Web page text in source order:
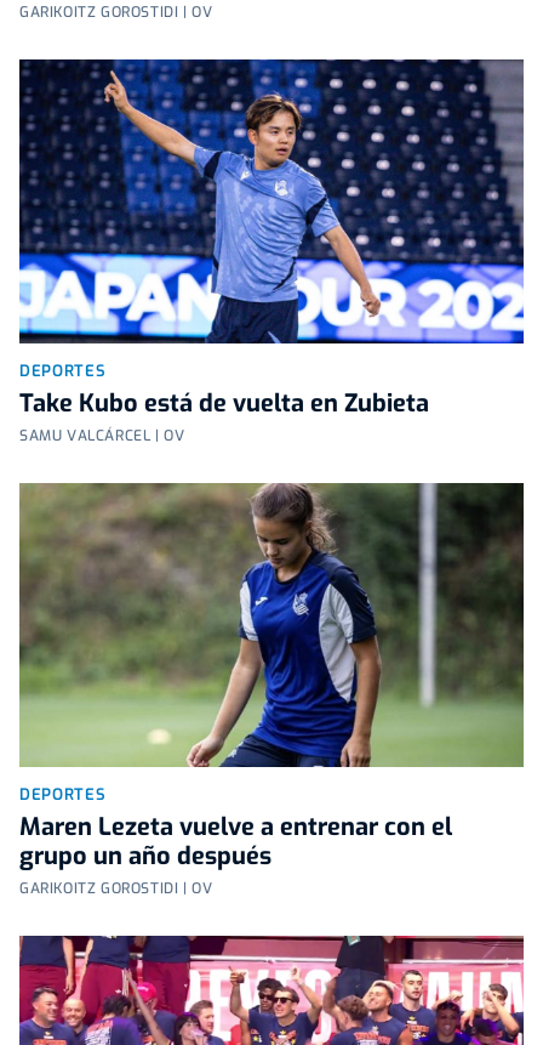
GARIKOITZ GOROSTIDI | OV
DEPORTES
Take Kubo está de vuelta en Zubieta
SAMU VALCÁRCEL | OV
DEPORTES
Maren Lezeta vuelve a entrenar con el
grupo un año después
GARIKOITZ GOROSTIDI | OV